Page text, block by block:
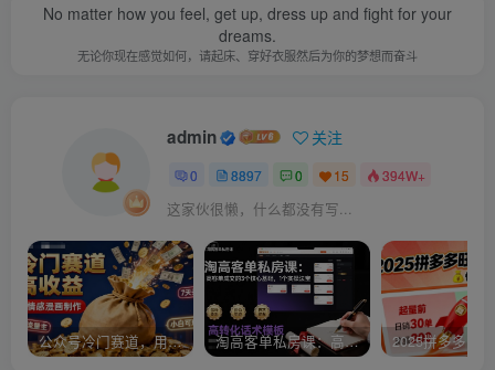
No matter how you feel, get up, dress up and fight for your
dreams.
无论你现在感觉如何，请起床、穿好衣服然后为你的梦想而奋斗
admin 关注
0 8897 0 15 394W+
这家伙很懒，什么都没有写...
公众号冷门赛道，用AI做情感漫画，7天开通流量主，操作简单，小白可玩 淘高客单私房课：高客单成交的3个核心基础，1个实操法宝